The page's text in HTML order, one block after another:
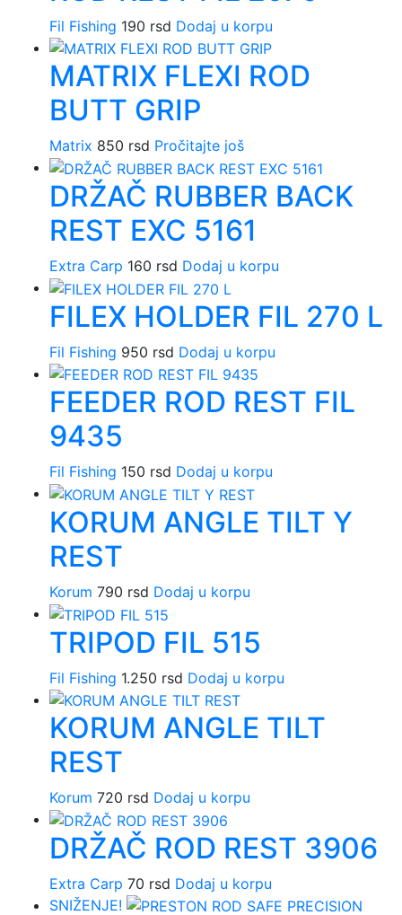
Fil Fishing 190 rsd Dodaj u korpu
MATRIX FLEXI ROD
BUTT GRIP
Matrix 850 rsd Pročitajte još
DRŽAČ RUBBER BACK
REST EXC 5161
Extra Carp 160 rsd Dodaj u korpu
FILEX HOLDER FIL 270 L
Fil Fishing 950 rsd Dodaj u korpu
FEEDER ROD REST FIL
9435
Fil Fishing 150 rsd Dodaj u korpu
KORUM ANGLE TILT Y
REST
Korum 790 rsd Dodaj u korpu
TRIPOD FIL 515
Fil Fishing 1.250 rsd Dodaj u korpu
KORUM ANGLE TILT
REST
Korum 720 rsd Dodaj u korpu
DRŽAČ ROD REST 3906
Extra Carp 70 rsd Dodaj u korpu
SNIŽENJE!